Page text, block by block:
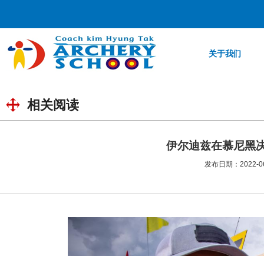
关于我们
相关阅读
伊尔迪兹在慕尼黑
发布日期：2022-